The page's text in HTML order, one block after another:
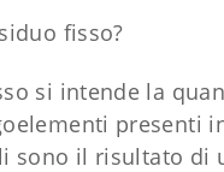
fisso?
si intende la
presenti
sono il risultato di